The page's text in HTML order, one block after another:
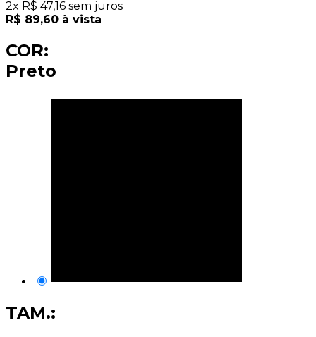
2x R$ 47,16 sem juros
R$ 89,60 à vista
COR:
Preto
TAM.: